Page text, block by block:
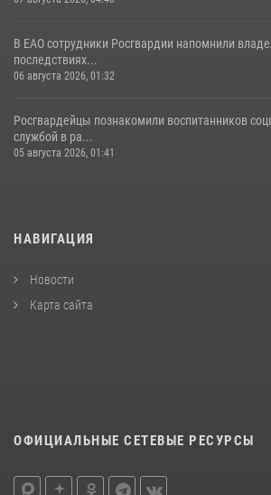
В ЕАО сотрудники Росгвардии напомнили
последствиях...
06 августа 2026, 01:32
Росгвардейцы познакомили воспитанников
службой в ра...
05 августа 2026, 01:41
НАВИГАЦИЯ
Новости
Карта сайта
ОФИЦИАЛЬНЫЕ СЕТЕВЫЕ РЕСУРСЫ